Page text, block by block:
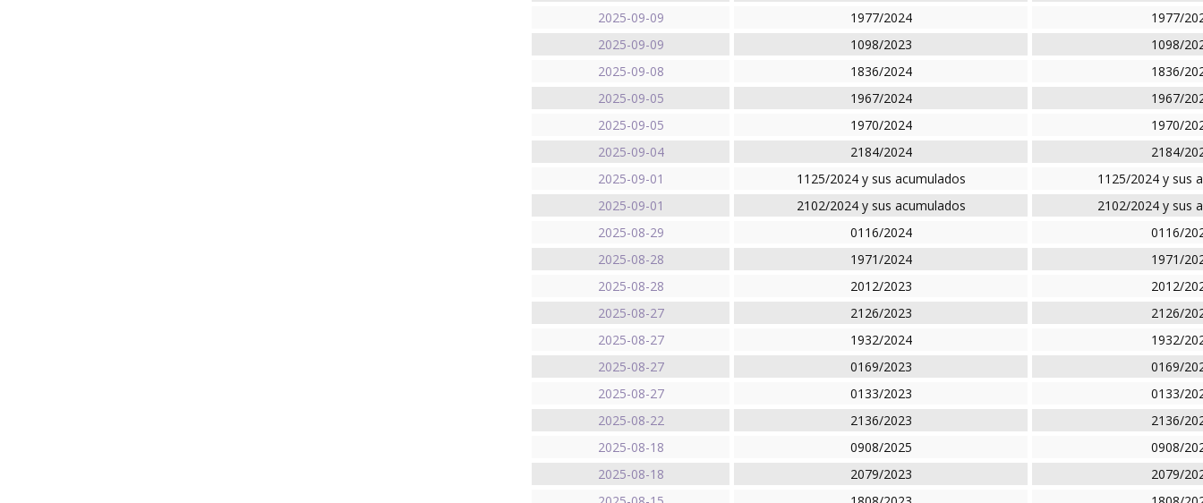
2025-09-09
1977/2024
1977/
2025-09-09
1098/2023
1098/
2025-09-08
1836/2024
1836/
2025-09-05
1967/2024
1967/
2025-09-05
1970/2024
1970/
2025-09-04
2184/2024
2184/
2025-09-01
1125/2024 y sus acumulados
1125/2024 y sus
2025-09-01
2102/2024 y sus acumulados
2102/2024 y sus
2025-08-29
0116/2024
0116/
2025-08-28
1971/2024
1971/
2025-08-28
2012/2023
2012/
2025-08-27
2126/2023
2126/
2025-08-27
1932/2024
1932/
2025-08-27
0169/2023
0169/
2025-08-27
0133/2023
0133/
2025-08-22
2136/2023
2136/
2025-08-18
0908/2025
0908/
2025-08-18
2079/2023
2079/